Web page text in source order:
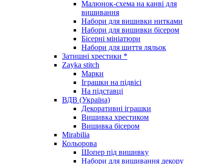
Малюнок-схема на канві для
вишивання
Набори для вишивки нитками
Набори для вишивки бісером
Бісерні мініатюри
Набори для шиття ляльок
Затишні хрестики *
Zayka stitch
Марки
Іграшки на підвісі
На підставці
ВДВ (Україна)
Декоративні іграшки
Вишивка хрестиком
Вишивка бісером
Mirabilia
Кольорова
Шопер під вишивку
Набори для вишивання декору